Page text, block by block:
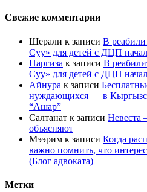
Свежие комментарии
Шерали к записи В
Суу» для детей с ДЦП
Наргиза к записи В
Суу» для детей с ДЦП
Айнура к записи
нуждающихся — в
“Ашар”
Салтанат к записи Невеста
объясняют
Мээрим к записи Когда
важно помнить, что
(Блог адвоката)
Метки